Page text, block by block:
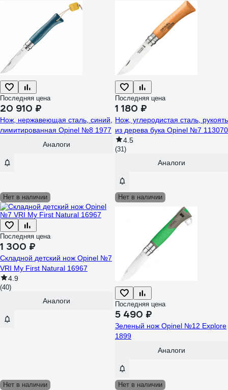
Последняя цена
20 910 ₽
Нож, нержавеющая сталь, синий,
лимитированная Opinel №8 1977
Аналоги
Последняя цена
1 180 ₽
Нож, углеродистая сталь, рукоять
из дерева бука Opinel №7 113070
4.5
(31)
Аналоги
Нет в наличии
Последняя цена
1 300 ₽
Складной детский нож Opinel №7
VRI My First Natural 16967
4.9
(40)
Аналоги
Нет в наличии
Последняя цена
5 490 ₽
Зеленый нож Opinel №12 Explore
1899
Аналоги
Нет в наличии Нет в наличии